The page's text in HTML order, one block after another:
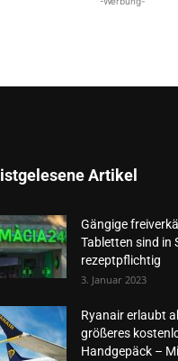
Artikel
Gängige
Tabletten sind in
rezeptpflichtig
3. Januar 2023
Ryanair erlaubt
größeres
Handgepäck –